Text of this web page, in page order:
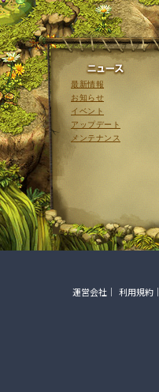
最新情報
お知らせ
イベント
アップデート
メンテナンス
運営会社 利用規約